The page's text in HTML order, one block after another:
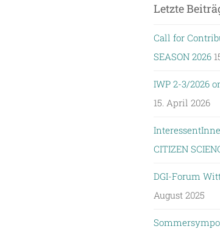
Letzte
Call for
SEASON 2026
IWP 2-3/2026
15. April 2026
CITIZEN
DGI-Forum
August 2025